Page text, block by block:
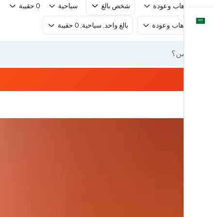
العَرَبِيَّة
رحلة ذهاب وعودة شخص بالغ سياحية 0 حقيبة
رحلة ذهاب وعودة بالغ واحد, سياحية, 0 حقيبة